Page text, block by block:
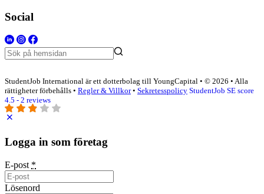
Social
StudentJob International är ett dotterbolag till YoungCapital • © 2026 • Alla
rättigheter förbehålls • Regler & Villkor• Sekretesspolicy StudentJob SE score
4.5 - 2 reviews
Logga in som företag
E-post *
Lösenord